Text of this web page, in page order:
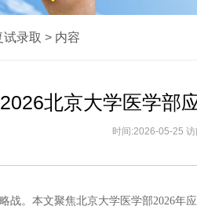
试录取 > 内容
北京大学医学部
时间:2026-05-25
战。本文聚焦北京大学医学部2026年